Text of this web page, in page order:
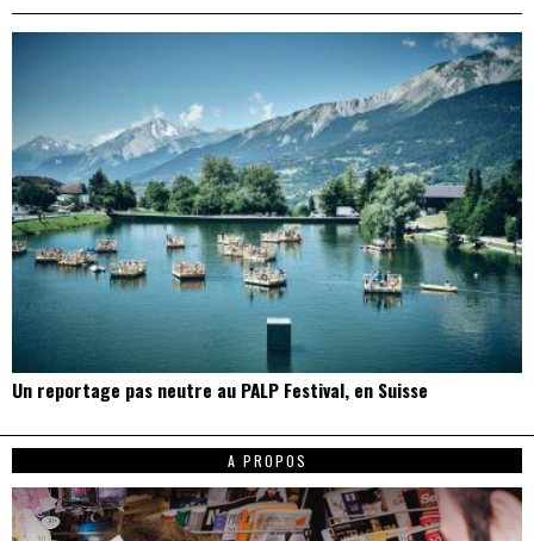
Un reportage pas neutre au PALP Festival, en Suisse
A PROPOS